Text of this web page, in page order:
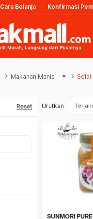
Cara Belanja Konfirmasi
keyboard_arrow_right Makanan Manis arrow_drop_down keyboard_arrow_right Selai
Reset Urutkan
SUNMORI